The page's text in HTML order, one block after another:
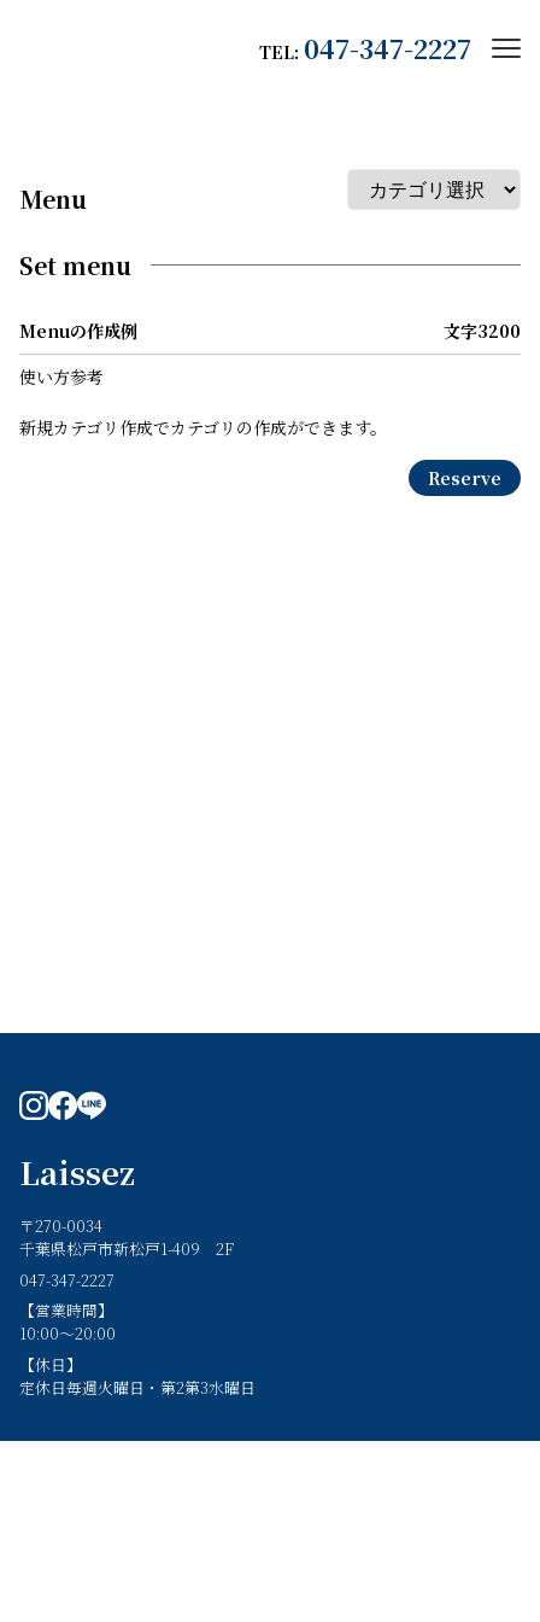
TEL: 047-347-2227
Menu
Set menu
Menuの作成例
文字3200
使い方参考
新規カテゴリ作成でカテゴリの作成ができます。
Reserve
instagram
facebook
line
Laissez
〒270-0034
千葉県松戸市新松戸1-409 2F
047-347-2227
【営業時間】
10:00～20:00
【休日】
定休日毎週火曜日・第2第3水曜日
TopConceptDesign colorStaffStyleBlogOn-lineShopsRecruit